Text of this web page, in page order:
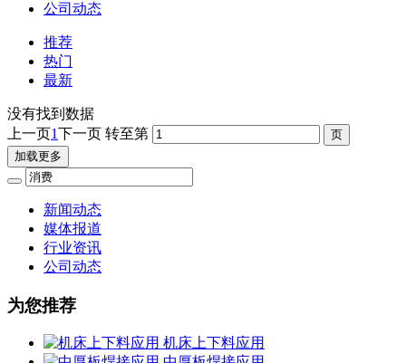
公司动态
推荐
热门
最新
没有找到数据
上一页1下一页 转至第
加载更多
新闻动态
媒体报道
行业资讯
公司动态
为您推荐
机床上下料应用